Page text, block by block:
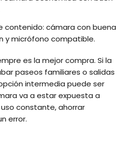
contenido: cámara con buena
y micrófono compatible.
es la mejor compra. Si la
paseos familiares o salidas
intermedia puede ser
va a estar expuesta a
constante, ahorrar
error.